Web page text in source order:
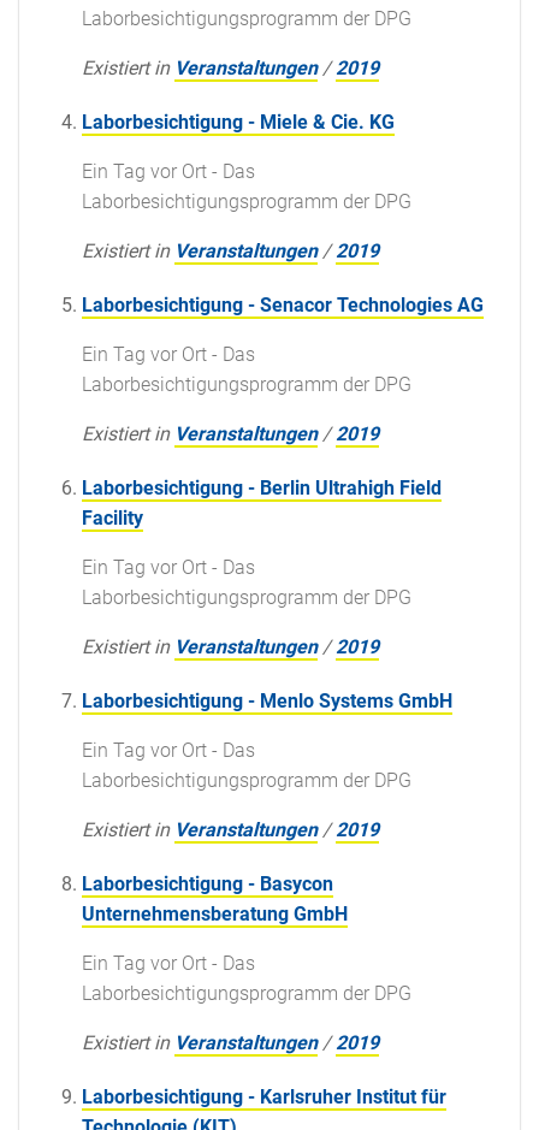
Laborbesichtigungsprogramm der DPG
Existiert in Veranstaltungen /2019
Laborbesichtigung - Miele & Cie. KG
Ein Tag vor Ort - Das
Laborbesichtigungsprogramm der DPG
Existiert in Veranstaltungen /2019
Laborbesichtigung - Senacor Technologies AG
Ein Tag vor Ort - Das
Laborbesichtigungsprogramm der DPG
Existiert in Veranstaltungen /2019
Laborbesichtigung - Berlin Ultrahigh Field
Facility
Ein Tag vor Ort - Das
Laborbesichtigungsprogramm der DPG
Existiert in Veranstaltungen /2019
Laborbesichtigung - Menlo Systems GmbH
Ein Tag vor Ort - Das
Laborbesichtigungsprogramm der DPG
Existiert in Veranstaltungen /2019
Laborbesichtigung - Basycon
Unternehmensberatung GmbH
Ein Tag vor Ort - Das
Laborbesichtigungsprogramm der DPG
Existiert in Veranstaltungen /2019
Laborbesichtigung - Karlsruher Institut für